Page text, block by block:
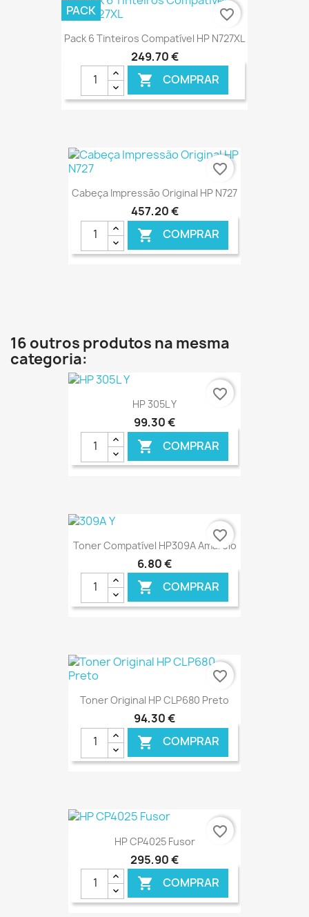
Pack 6 Tinteiros Compatível HP N727XL
249,70 €
 COMPRAR
€ ONLINE
PACK favorite_border
Cabeça Impressão Original HP N727
457,20 €
 COMPRAR
favorite_border
16 outros produtos na mesma
categoria:
HP 305L Y
99,30 €
 COMPRAR
€ ONLINE
favorite_border
Toner Compatível HP309A Amarelo
6,80 €
 COMPRAR
€ ONLINE
favorite_border
Toner Original HP CLP680 Preto
94,30 €
 COMPRAR
favorite_border
HP CP4025 Fusor
295,90 €
 COMPRAR
favorite_border